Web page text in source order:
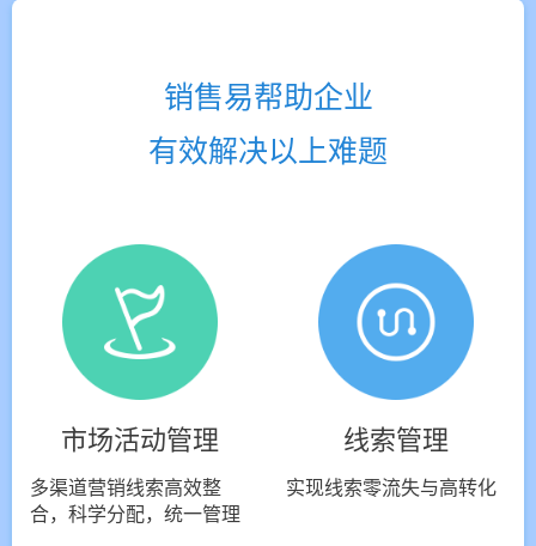
销售易帮助企业
有效解决以上难题
市场活动管理
多渠道营销线索高效整
合，科学分配，统一管理
线索管理
实现线索零流失与高转化